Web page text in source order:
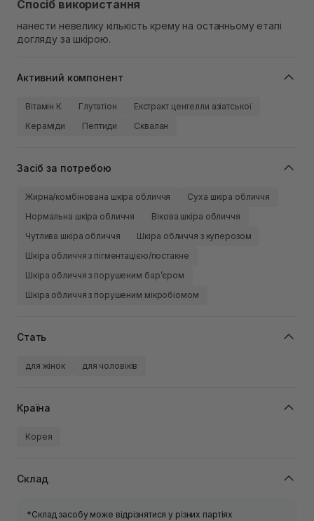
Спосіб використання
нанести невелику кількість крему на останньому етапі
догляду за шкірою.
Активний компонент
Вітамін К Глутатіон
Екстракт центелли азіатської
Кераміди
Пептиди Сквалан
Засіб за потребою
Жирна/комбінована шкіра обличчя
Суха шкіра обличчя
Нормальна шкіра обличчя
Вікова шкіра обличчя
Чутлива шкіра обличчя
Шкіра обличчя з куперозом
Шкіра обличчя з пігментацією/постакне
Шкіра обличчя з порушеним барʼєром
Шкіра обличчя з порушеним мікробіомом
Стать
для жінок для чоловіків
Країна
Корея
Склад
*Склад засобу може відрізнятися у різних партіях